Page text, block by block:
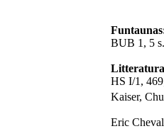
BUB 1, 5 s.
HS I/1,
Kaiser,
Eric